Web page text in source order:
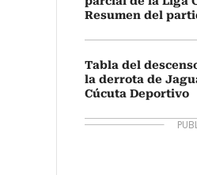
Resumen del
Tabla del
la derrota de
Cúcuta Deportivo